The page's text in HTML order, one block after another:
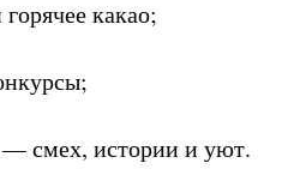
какао;
— смех, истории и уют.